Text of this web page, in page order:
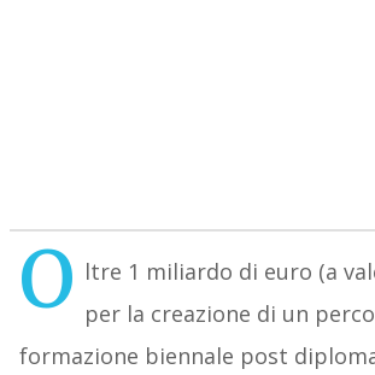
O ltre 1 miliardo di euro (a
per la creazione di un
formazione biennale post